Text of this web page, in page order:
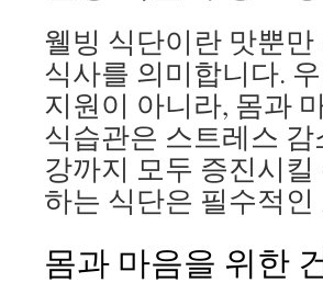
웰빙 식단이란 맛뿐
식사를 의미합니다.
지원이 아니라, 몸과
식습관은 스트레스
강까지 모두 증진시
하는 식단은 필수적
몸과 마음을 위한